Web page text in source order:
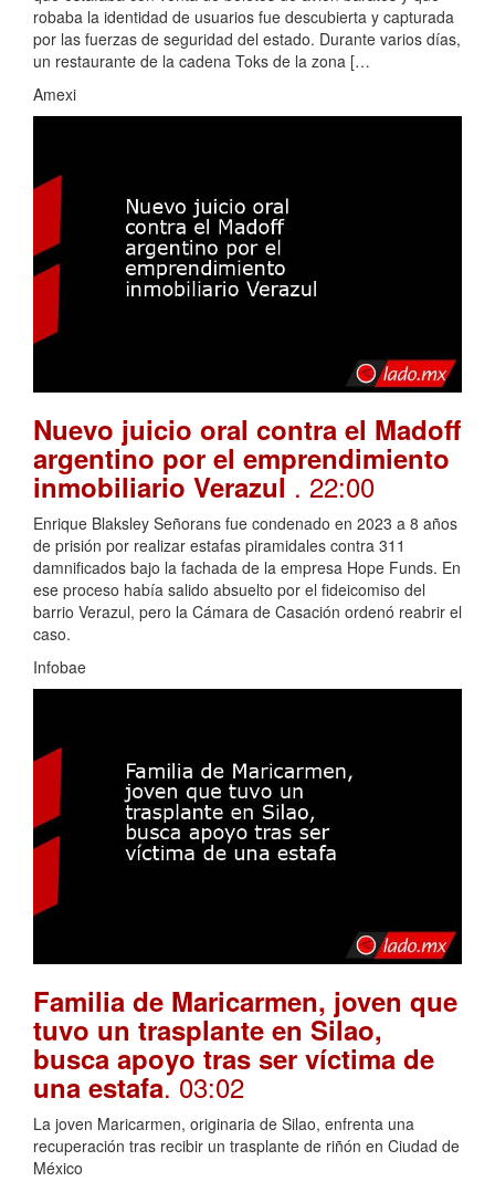
robaba la identidad de usuarios fue descubierta y capturada
por las fuerzas de seguridad del estado. Durante varios días,
un restaurante de la cadena Toks de la zona […
Amexi
Nuevo juicio oral contra el Madoff
argentino por el emprendimiento
inmobiliario Verazul . 22:00
Enrique Blaksley Señorans fue condenado en 2023 a 8 años
de prisión por realizar estafas piramidales contra 311
damnificados bajo la fachada de la empresa Hope Funds. En
ese proceso había salido absuelto por el fideicomiso del
barrio Verazul, pero la Cámara de Casación ordenó reabrir el
caso.
Infobae
Familia de Maricarmen, joven que
tuvo un trasplante en Silao,
busca apoyo tras ser víctima de
una estafa. 03:02
La joven Maricarmen, originaria de Silao, enfrenta una
recuperación tras recibir un trasplante de riñón en Ciudad de
México